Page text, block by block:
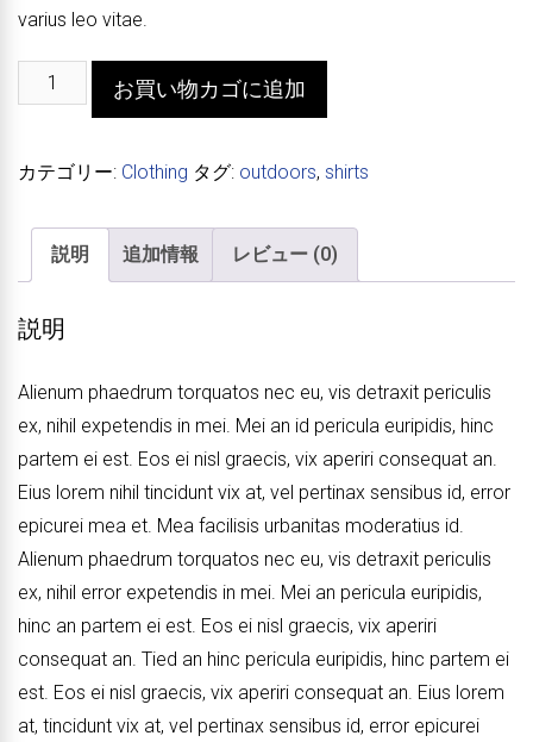
varius leo vitae.
Biker
tattoo
お買い物カゴに追加
カテゴリー: Clothing タグ: outdoors, shirts
説明 追加情報 レビュー (0)
説明
Alienum phaedrum torquatos nec eu, vis detraxit periculis
ex, nihil expetendis in mei. Mei an id pericula euripidis, hinc
partem ei est. Eos ei nisl graecis, vix aperiri consequat an.
Eius lorem nihil tincidunt vix at, vel pertinax sensibus id, error
epicurei mea et. Mea facilisis urbanitas moderatius id.
Alienum phaedrum torquatos nec eu, vis detraxit periculis
ex, nihil error expetendis in mei. Mei an pericula euripidis,
hinc an partem ei est. Eos ei nisl graecis, vix aperiri
consequat an. Tied an hinc pericula euripidis, hinc partem ei
est. Eos ei nisl graecis, vix aperiri consequat an. Eius lorem
at, tincidunt vix at, vel pertinax sensibus id, error epicurei